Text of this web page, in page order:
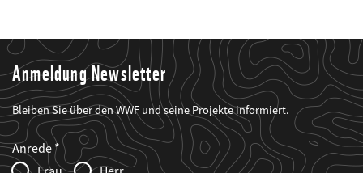
Anmeldung Newsletter
Bleiben Sie über den WWF und seine Projekte informiert.
Web2Case
Infofelder
Fieldset
anrede_name
Anrede